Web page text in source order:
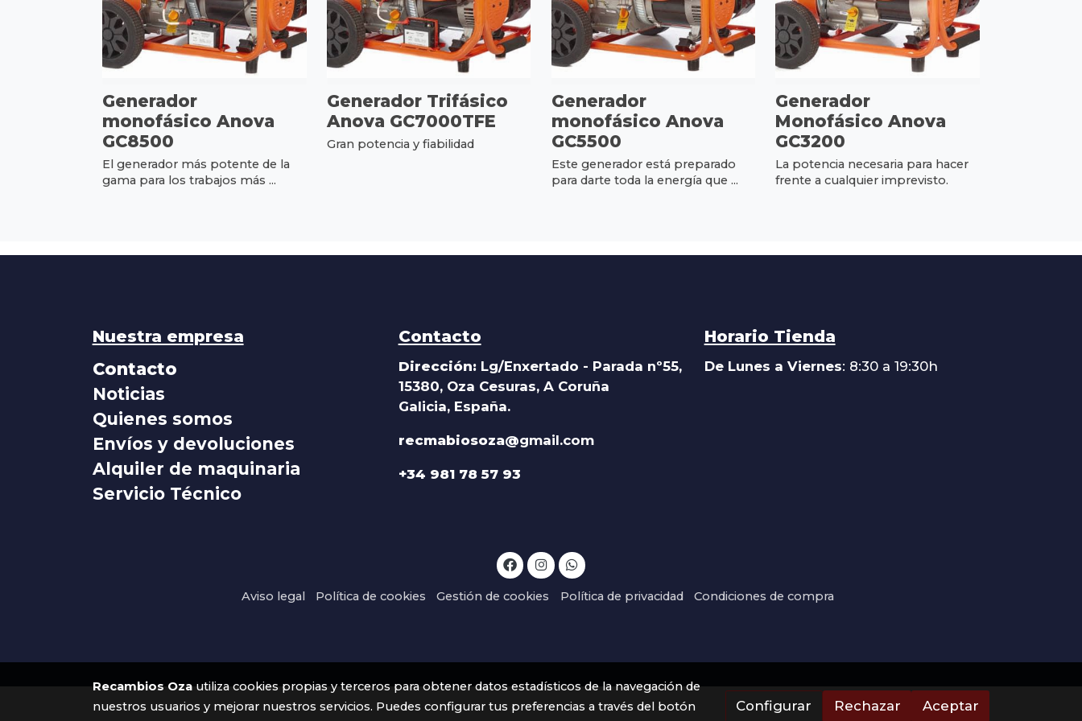
Generador
monofásico Anova
GC8500
El generador más potente de la
gama para los trabajos más ...
Generador Trifásico
Anova GC7000TFE
Gran potencia y fiabilidad
Generador
monofásico Anova
GC5500
Este generador está preparado
para darte toda la energía que ...
Generador
Monofásico Anova
GC3200
La potencia necesaria para hacer
frente a cualquier imprevisto.
Nuestra empresa
Contacto
Noticias
Quienes somos
Envíos y devoluciones
Alquiler de maquinaria
Servicio Técnico
Contacto
Dirección: Lg/Enxertado - Parada nº55,
15380, Oza Cesuras, A Coruña
Galicia, España.
recmabiosoza@gmail.com
+34 981 78 57 93
Horario Tienda
De Lunes a Viernes: 8:30 a 19:30h
Aviso legal Política de cookies Gestión de cookies Política de privacidad Condiciones de compra
Recambios Ozautiliza cookies propias y terceros para obtener datos estadísticos de la navegación de
nuestros usuarios y mejorar nuestros servicios. Puedes configurar tus preferencias a través del botón
Configurar Rechazar Aceptar